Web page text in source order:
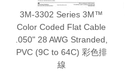
3M-3302 Series 3M™
Color Coded Flat Cable
.050" 28 AWG Stranded,
PVC (9C to 64C) 彩色排
線